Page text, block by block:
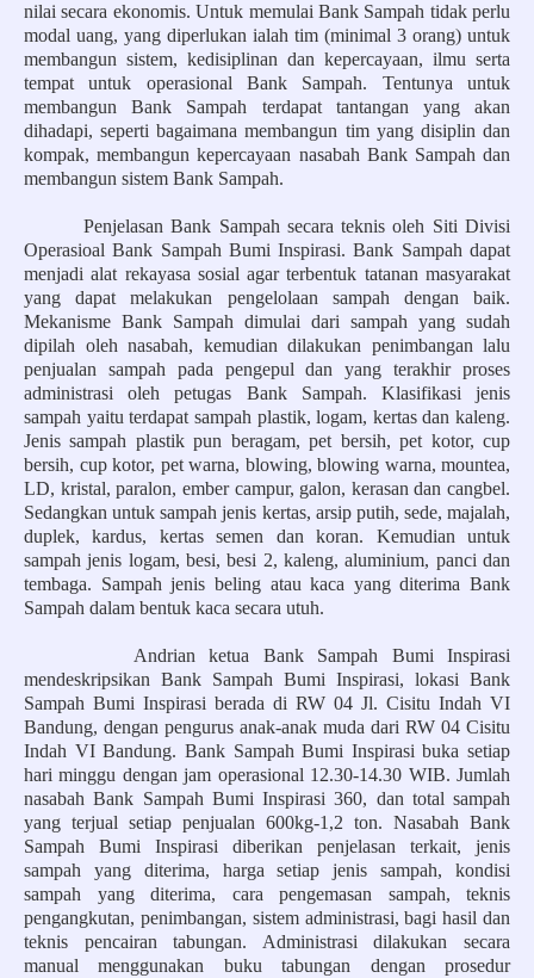
nilai secara ekonomis. Untuk memulai Bank Sampah tidak perlu
modal uang, yang diperlukan ialah tim (minimal 3 orang) untuk
membangun sistem, kedisiplinan dan kepercayaan, ilmu serta
tempat untuk operasional Bank Sampah. Tentunya untuk
membangun Bank Sampah terdapat tantangan yang akan
dihadapi, seperti bagaimana membangun tim yang disiplin dan
kompak, membangun kepercayaan nasabah Bank Sampah dan
membangun sistem Bank Sampah.
Penjelasan Bank Sampah secara teknis oleh Siti Divisi
Operasioal Bank Sampah Bumi Inspirasi. Bank Sampah dapat
menjadi alat rekayasa sosial agar terbentuk tatanan masyarakat
yang dapat melakukan pengelolaan sampah dengan baik.
Mekanisme Bank Sampah dimulai dari sampah yang sudah
dipilah oleh nasabah, kemudian dilakukan penimbangan lalu
penjualan sampah pada pengepul dan yang terakhir proses
administrasi oleh petugas Bank Sampah. Klasifikasi jenis
sampah yaitu terdapat sampah plastik, logam, kertas dan kaleng.
Jenis sampah plastik pun beragam, pet bersih, pet kotor, cup
bersih, cup kotor, pet warna, blowing, blowing warna, mountea,
LD, kristal, paralon, ember campur, galon, kerasan dan cangbel.
Sedangkan untuk sampah jenis kertas, arsip putih, sede, majalah,
duplek, kardus, kertas semen dan koran. Kemudian untuk
sampah jenis logam, besi, besi 2, kaleng, aluminium, panci dan
tembaga. Sampah jenis beling atau kaca yang diterima Bank
Sampah dalam bentuk kaca secara utuh.
Andrian ketua Bank Sampah Bumi Inspirasi
mendeskripsikan Bank Sampah Bumi Inspirasi, lokasi Bank
Sampah Bumi Inspirasi berada di RW 04 Jl. Cisitu Indah VI
Bandung, dengan pengurus anak-anak muda dari RW 04 Cisitu
Indah VI Bandung. Bank Sampah Bumi Inspirasi buka setiap
hari minggu dengan jam operasional 12.30-14.30 WIB. Jumlah
nasabah Bank Sampah Bumi Inspirasi 360, dan total sampah
yang terjual setiap penjualan 600kg-1,2 ton. Nasabah Bank
Sampah Bumi Inspirasi diberikan penjelasan terkait, jenis
sampah yang diterima, harga setiap jenis sampah, kondisi
sampah yang diterima, cara pengemasan sampah, teknis
pengangkutan, penimbangan, sistem administrasi, bagi hasil dan
teknis pencairan tabungan. Administrasi dilakukan secara
manual menggunakan buku tabungan dengan prosedur